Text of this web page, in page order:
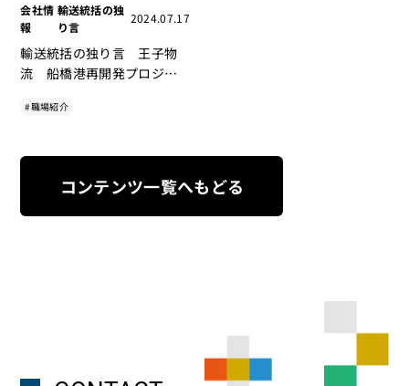
会社情
報
輸送統括の独
り言
2024.07.17
輸送統括の独り言 王子物
流 船橋港再開発プロジェ
#職場紹介
コンテンツ一覧へもどる